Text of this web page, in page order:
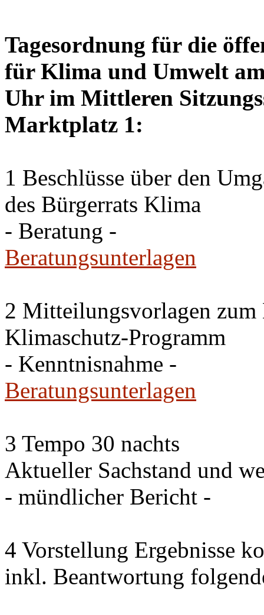
Tagesordnung für die
für Klima und Umwelt
Uhr im Mittleren
Marktplatz 1:
1 Beschlüsse über den
des Bürgerrats Klima
- Beratung -
Beratungsunterlagen
2 Mitteilungsvorlagen zum
Klimaschutz-Programm
- Kenntnisnahme -
Beratungsunterlagen
3 Tempo 30 nachts
Aktueller Sachstand und
- mündlicher Bericht -
4 Vorstellung Ergebnisse
inkl. Beantwortung